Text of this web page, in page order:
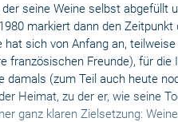
seine Weine selbst abgefüllt
markiert dann den
sich von Anfang an,
französischen Freunde), für
damals (zum Teil auch heute
Heimat, zu der er, wie seine
ganz klaren Zielsetzung: